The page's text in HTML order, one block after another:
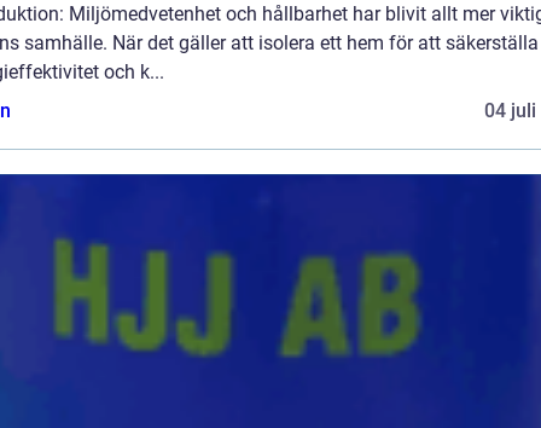
Miljömedvetenhet och hållbarhet har blivit allt mer
samhälle. När det gäller att isolera ett hem för att säkerställa
och k...
04 juli